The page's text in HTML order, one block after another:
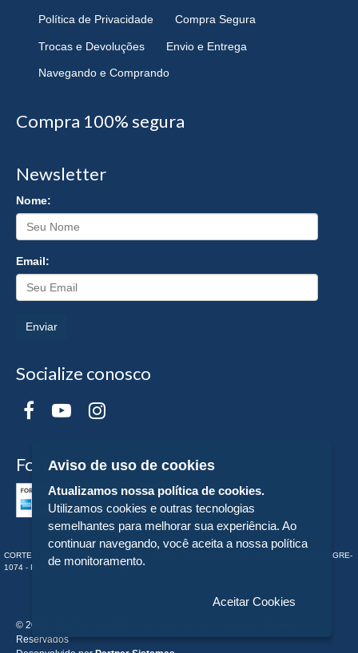
Política de Privacidade Compra Segura
Trocas e Devoluções Envio e Entrega
Navegando e Comprando
Compra 100% segura
Newsletter
Nome:
Email:
Enviar
Socialize conosco
Formas de Pagamento
CORTEZ EDITORA E LIVRARIA LTDA - CNPJ n° 43.003.409/0001-74 - RUA MONTE ALEGRE-
1074 - PERDIZES - SP - Tel:. (11) 98549-2448
© 2026 CORTEZ EDITORA E LIVRARIA LTDA - Todos os Direitos
Reservados
Aviso de uso de cookies
Atualizamos nossa política de cookies.
Utilizamos cookies e outras tecnologias
semelhantes para melhorar sua experiência. Ao
continuar navegando, você aceita a nossa política
de monitoramento.
Aceitar Cookies